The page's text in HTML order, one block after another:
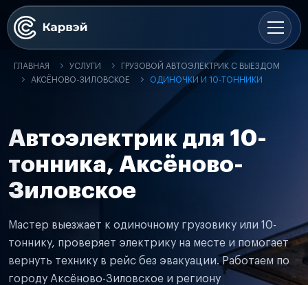
ГЛАВНАЯ УСЛУГИ
ГРУЗОВОЙ АВТОЭЛЕКТРИК С ВЫЕЗДОМ
АКСЁНОВО-ЗИЛОВСКОЕ
ОДИНОЧКИ И 10-ТОННИКИ
Автоэлектрик для 10-
тонника, Аксёново-
Зиловское
Мастер выезжает к одиночному грузовику или 10-
тоннику, проверяет электрику на месте и помогает
вернуть технику в рейс без эвакуации. Работаем по
городу Аксёново-Зиловское и региону